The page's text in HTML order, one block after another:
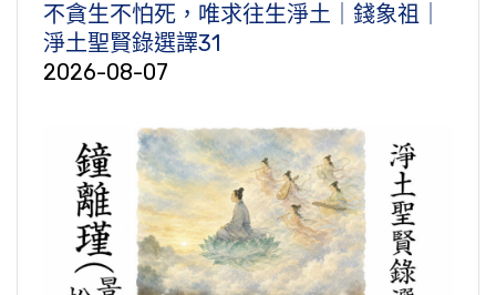
不貪生不怕死，唯求往生淨土｜錢象祖｜
淨土聖賢錄選譯31
2026-08-07